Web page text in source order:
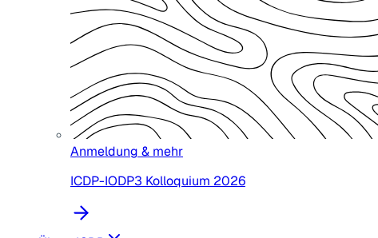
Anmeldung & mehr
ICDP-IODP3 Kolloquium 2026